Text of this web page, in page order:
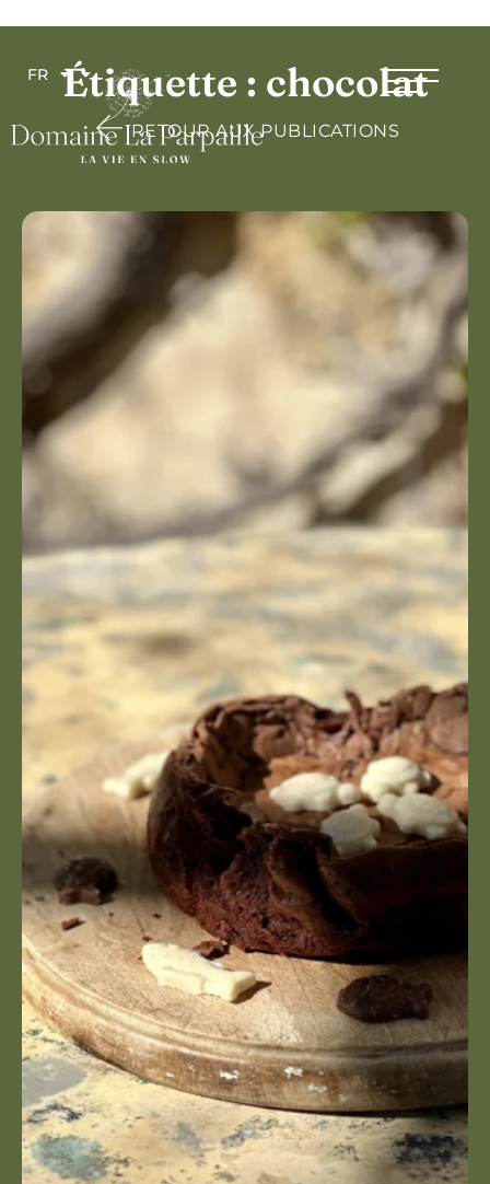
FR Étiquette : chocolat
RETOUR AUX PUBLICATIONS